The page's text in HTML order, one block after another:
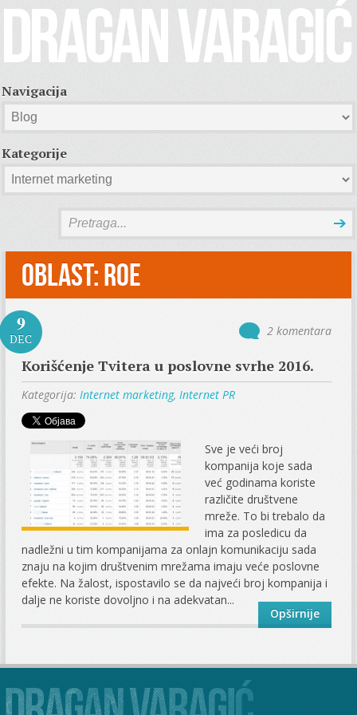
Navigacija
Kategorije
Oblast:ROE
9
DEC
2 komentara
Korišćenje Tvitera u poslovne svrhe 2016.
Kategorija:Internet marketing, Internet PR
Sve je veći broj
kompanija koje sada
već godinama koriste
različite društvene
mreže. To bi trebalo da
ima za posledicu da
nadležni u tim kompanijama za onlajn komunikaciju sada
znaju na kojim društvenim mrežama imaju veće poslovne
efekte. Na žalost, ispostavilo se da najveći broj kompanija i
dalje ne koriste dovoljno i na adekvatan...
Opširnije